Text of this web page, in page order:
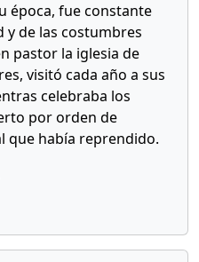
época, fue constante
de las costumbres
pastor la iglesia de
visitó cada año a sus
celebraba los
por orden de
que había reprendido.